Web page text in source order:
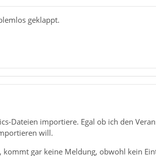
geklappt.
Dateien importiere. Egal ob ich den
will.
gar keine Meldung, obwohl kein